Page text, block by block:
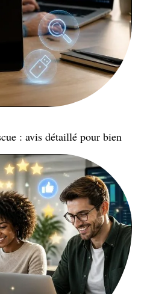
: avis détaillé pour bien